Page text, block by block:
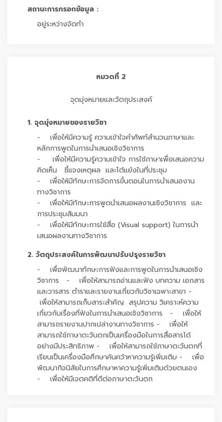
สถานะการกรอกข้อมูล :
อยู่ระหว่างจัดทำ
หมวดที่ 2
จุดมุ่งหมายและวัตถุประสงค์
1. จุดมุ่งหมายของรายวิชา
- เพื่อให้มีความรู้ ความเข้าใจคำศัพท์สำนวนภาษาและ
หลักการพูดในการนำเสนอเชิงวิชาการ
- เพื่อให้มีความรู้ความเข้าใจ การใช้ภาษาเพื่อเสนอความ
คิดเห็น ชี้แจงเหตุผล และโต้แย้งในที่ประชุม
- เพื่อให้มีทักษะการจัดการขั้นตอนในการนำเสนองาน
ทางวิชาการ
- เพื่อให้มีทักษะการพูดนำเสนอผลงานเชิงวิชาการ และ
การประชุมสัมมนา
- เพื่อให้มีทักษะการใช้สื่อ (Visual support) ในการนำ
เสนอผลงานทางวิชาการ
2. วัตถุประสงค์ในการพัฒนาปรับปรุงรายวิชา
- เพื่อพัฒนาทักษะการฟังและการพูดในการนำเสนอเชิง
วิชาการ - เพื่อให้สามารถอ่านและฟัง บทความ เอกสาร
และวารสาร ตำราและรายงานเกี่ยวกับวิชาเฉพาะสาขา -
เพื่อให้สามารถเก็บสาระสำคัญ สรุปความ วิเคราะห์ความ
เกี่ยวกับเรื่องที่ฟังในการนำเสนอเชิงวิชาการ - เพื่อให้
สามารถรายงานปากเปล่างานทางวิชาการ - เพื่อให้
สามารถใช้ภาษาตะวันตกเป็นเครื่องมือในการสื่อสารได้
อย่างมีประสิทธิภาพ - เพื่อให้สามารถใช้ภาษาตะวันตกที่
เรียนเป็นเครื่องมือศึกษาค้นคว้าหาความรู้เพิ่มเติม - เพื่อ
พัฒนากิจนิสัยในการศึกษาหาความรู้เพิ่มเติมด้วยตนเอง
- เพื่อให้มีเจตคติที่ดีต่อภาษาตะวันตก